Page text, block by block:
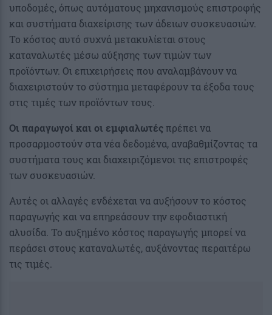
υποδομές, όπως αυτόματους μηχανισμούς επιστροφής
και συστήματα διαχείρισης των άδειων συσκευασιών.
Το κόστος αυτό συχνά μετακυλίεται στους
καταναλωτές μέσω αύξησης των τιμών των
προϊόντων. Οι επιχειρήσεις που αναλαμβάνουν να
διαχειριστούν το σύστημα μεταφέρουν τα έξοδα τους
στις τιμές των προϊόντων τους.
Οι παραγωγοί και οι εμφιαλωτές πρέπει να
προσαρμοστούν στα νέα δεδομένα, αναβαθμίζοντας τα
συστήματα τους και διαχειριζόμενοι τις επιστροφές
των συσκευασιών.
Αυτές οι αλλαγές ενδέχεται να αυξήσουν το κόστος
παραγωγής και να επηρεάσουν την εφοδιαστική
αλυσίδα. Το αυξημένο κόστος παραγωγής μπορεί να
περάσει στους καταναλωτές, αυξάνοντας περαιτέρω
τις τιμές.